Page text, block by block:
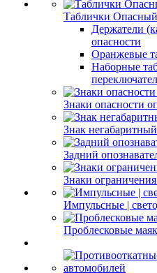
Таблички Опасный
Держатели
опасности
Оранжевые
Наборные
Знаки опасности
Знак
Задний
Знаки
Импульсные |
Проблесковые